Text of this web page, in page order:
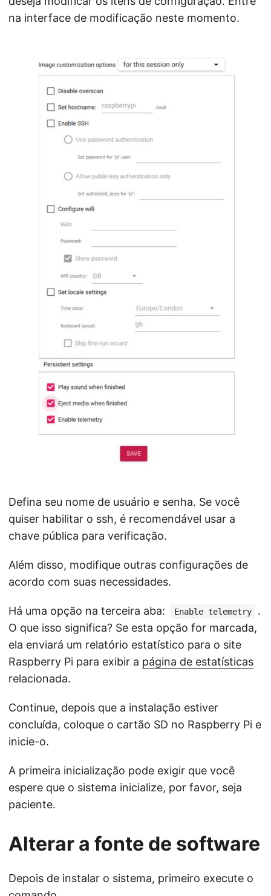
na interface de modificação neste momento.
Defina seu nome de usuário e senha. Se você
quiser habilitar o ssh, é recomendável usar a
chave pública para verificação.
Além disso, modifique outras configurações de
acordo com suas necessidades.
Há uma opção na terceira aba: Enable telemetry
.
O que isso significa? Se esta opção for marcada,
ela enviará um relatório estatístico para o site
Raspberry Pi para exibir a página de estatísticas
relacionada.
Continue, depois que a instalação estiver
concluída, coloque o cartão SD no Raspberry Pi e
inicie-o.
A primeira inicialização pode exigir que você
espere que o sistema inicialize, por favor, seja
paciente.
Alterar a fonte de software
Depois de instalar o sistema, primeiro execute o